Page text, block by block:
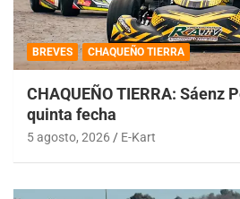
BREVES CHAQUEÑO TIERRA
CHAQUEÑO TIERRA: Sáenz
quinta fecha
5 agosto, 2026 E-Kart